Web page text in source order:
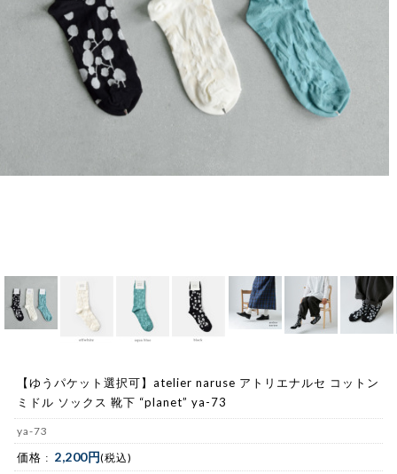
【ゆうパケット選択可】atelier naruse アトリエナルセ コットン
ミドル ソックス 靴下 “planet” ya-73
ya-73
価格 : 2,200円(税込)